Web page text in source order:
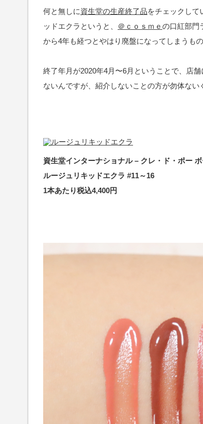
何と無しに資生堂の生産終了品をチェックして
ッドエクラというと、
＠ｃｏｓｍｅ の口紅部門
から4年も経つとやはり廃盤になってしまうもの
終了年月が2020年4月〜6月ということで、店
ないんですが、紹介しないことの方が勿体な
資生堂インターナショナル – クレ・ド・ポー
ルージュリキッドエクラ #11～16
1本あたり税込4,400円